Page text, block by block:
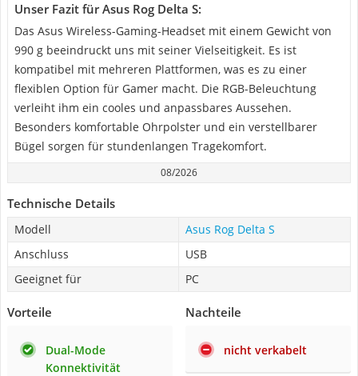
Unser Fazit für Asus Rog Delta S:
Das Asus Wireless-Gaming-Headset mit einem Gewicht von
990 g beeindruckt uns mit seiner Vielseitigkeit. Es ist
kompatibel mit mehreren Plattformen, was es zu einer
flexiblen Option für Gamer macht. Die RGB-Beleuchtung
verleiht ihm ein cooles und anpassbares Aussehen.
Besonders komfortable Ohrpolster und ein verstellbarer
Bügel sorgen für stundenlangen Tragekomfort.
08/2026
Technische Details
Modell
Asus Rog Delta S
Anschluss
USB
Geeignet für
PC
Vorteile
Dual-Mode
Konnektivität
Nachteile
nicht verkabelt